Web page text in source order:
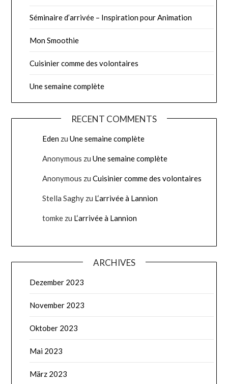
Séminaire d’arrivée – Inspiration pour Animation
Mon Smoothie
Cuisinier comme des volontaires
Une semaine complète
RECENT COMMENTS
Eden zuUne semaine complète
Anonymous zuUne semaine complète
Anonymous zuCuisinier comme des volontaires
Stella Saghy zu L‘arrivée à Lannion
tomke zu L‘arrivée à Lannion
ARCHIVES
Dezember 2023
November 2023
Oktober 2023
Mai 2023
März 2023